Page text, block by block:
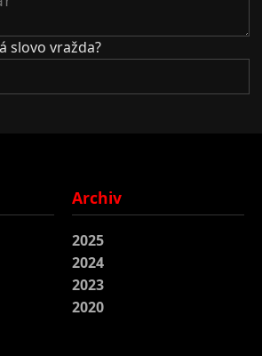
slovo vražda?
Archiv
2025
2024
2023
2020